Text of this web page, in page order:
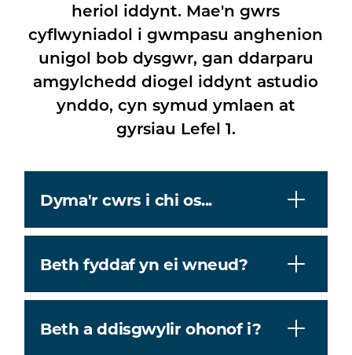
heriol iddynt. Mae'n gwrs
cyflwyniadol i gwmpasu anghenion
unigol bob dysgwr, gan ddarparu
amgylchedd diogel iddynt astudio
ynddo, cyn symud ymlaen at
gyrsiau Lefel 1.
Dyma'r cwrs i chi os...
Beth fyddaf yn ei wneud?
Beth a ddisgwylir ohonof i?